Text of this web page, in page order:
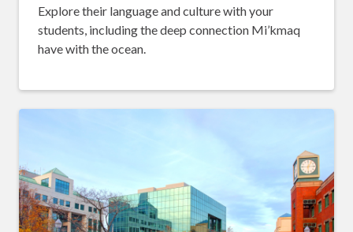
Explore their language and culture with your
students, including the deep connection Mi’kmaq
have with the ocean.